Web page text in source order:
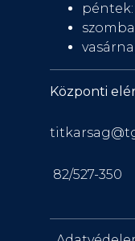
péntek:
Központi
82/527-350